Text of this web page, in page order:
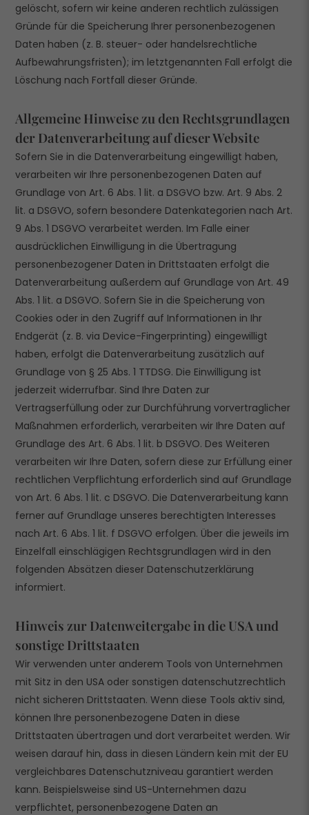
gelöscht, sofern wir keine anderen rechtlich zulässigen
Gründe für die Speicherung Ihrer personenbezogenen
Daten haben (z. B. steuer- oder handelsrechtliche
Aufbewahrungsfristen); im letztgenannten Fall erfolgt die
Löschung nach Fortfall dieser Gründe.
Allgemeine Hinweise zu den Rechtsgrundlagen
der Datenverarbeitung auf dieser Website
Sofern Sie in die Datenverarbeitung eingewilligt haben,
verarbeiten wir Ihre personenbezogenen Daten auf
Grundlage von Art. 6 Abs. 1 lit. a DSGVO bzw. Art. 9 Abs. 2
lit. a DSGVO, sofern besondere Datenkategorien nach Art.
9 Abs. 1 DSGVO verarbeitet werden. Im Falle einer
ausdrücklichen Einwilligung in die Übertragung
personenbezogener Daten in Drittstaaten erfolgt die
Datenverarbeitung außerdem auf Grundlage von Art. 49
Abs. 1 lit. a DSGVO. Sofern Sie in die Speicherung von
Cookies oder in den Zugriff auf Informationen in Ihr
Endgerät (z. B. via Device-Fingerprinting) eingewilligt
haben, erfolgt die Datenverarbeitung zusätzlich auf
Grundlage von § 25 Abs. 1 TTDSG. Die Einwilligung ist
jederzeit widerrufbar. Sind Ihre Daten zur
Vertragserfüllung oder zur Durchführung vorvertraglicher
Maßnahmen erforderlich, verarbeiten wir Ihre Daten auf
Grundlage des Art. 6 Abs. 1 lit. b DSGVO. Des Weiteren
verarbeiten wir Ihre Daten, sofern diese zur Erfüllung einer
rechtlichen Verpflichtung erforderlich sind auf Grundlage
von Art. 6 Abs. 1 lit. c DSGVO. Die Datenverarbeitung kann
ferner auf Grundlage unseres berechtigten Interesses
nach Art. 6 Abs. 1 lit. f DSGVO erfolgen. Über die jeweils im
Einzelfall einschlägigen Rechtsgrundlagen wird in den
folgenden Absätzen dieser Datenschutzerklärung
informiert.
Hinweis zur Datenweitergabe in die USA und
sonstige Drittstaaten
Wir verwenden unter anderem Tools von Unternehmen
mit Sitz in den USA oder sonstigen datenschutzrechtlich
nicht sicheren Drittstaaten. Wenn diese Tools aktiv sind,
können Ihre personenbezogene Daten in diese
Drittstaaten übertragen und dort verarbeitet werden. Wir
weisen darauf hin, dass in diesen Ländern kein mit der EU
vergleichbares Datenschutzniveau garantiert werden
kann. Beispielsweise sind US-Unternehmen dazu
verpflichtet, personenbezogene Daten an